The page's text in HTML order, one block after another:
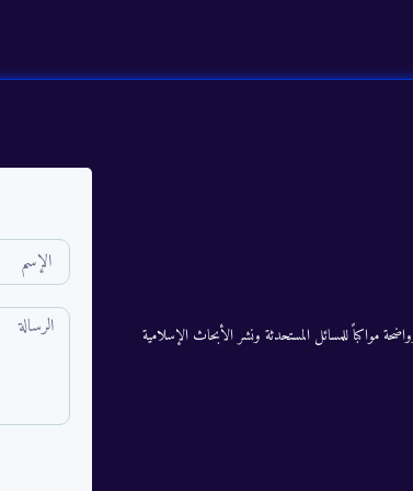
مواكباً للمسائل المستحدثة ونشر الأبحاث الإسلامية